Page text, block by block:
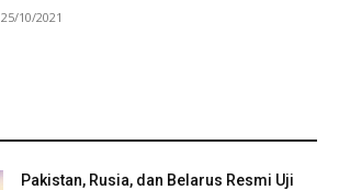
25/10/2021
Pakistan, Rusia, dan Belarus Resmi Uji